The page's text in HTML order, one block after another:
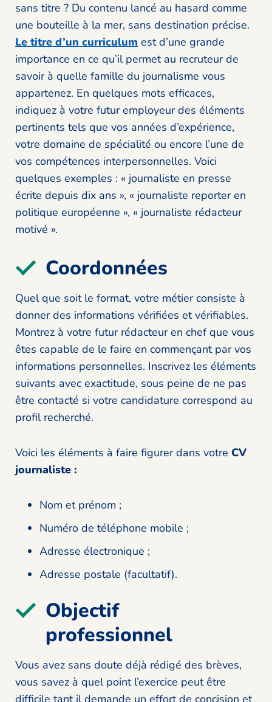
sans titre ? Du contenu lancé au hasard comme
une bouteille à la mer, sans destination précise.
Le titre d’un curriculum est d’une grande
importance en ce qu’il permet au recruteur de
savoir à quelle famille du journalisme vous
appartenez. En quelques mots efficaces,
indiquez à votre futur employeur des éléments
pertinents tels que vos années d’expérience,
votre domaine de spécialité ou encore l’une de
vos compétences interpersonnelles. Voici
quelques exemples : « journaliste en presse
écrite depuis dix ans », « journaliste reporter en
politique européenne », « journaliste rédacteur
motivé ».
Coordonnées
Quel que soit le format, votre métier consiste à
donner des informations vérifiées et vérifiables.
Montrez à votre futur rédacteur en chef que vous
êtes capable de le faire en commençant par vos
informations personnelles. Inscrivez les éléments
suivants avec exactitude, sous peine de ne pas
être contacté si votre candidature correspond au
profil recherché.
Voici les éléments à faire figurer dans votre CV
journaliste :
Nom et prénom ;
Numéro de téléphone mobile ;
Adresse électronique ;
Adresse postale (facultatif).
Objectif
professionnel
Vous avez sans doute déjà rédigé des brèves,
vous savez à quel point l’exercice peut être
difficile tant il demande un effort de concision et